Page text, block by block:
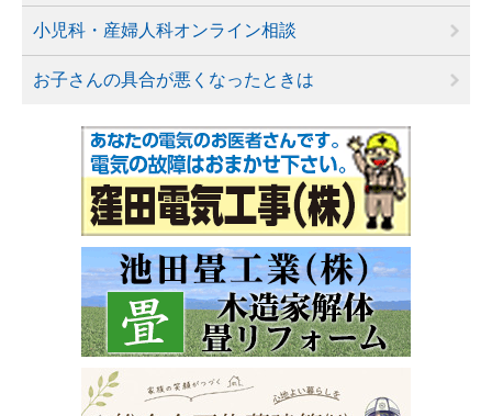
小児科・産婦人科オンライン相談
お子さんの具合が悪くなったときは